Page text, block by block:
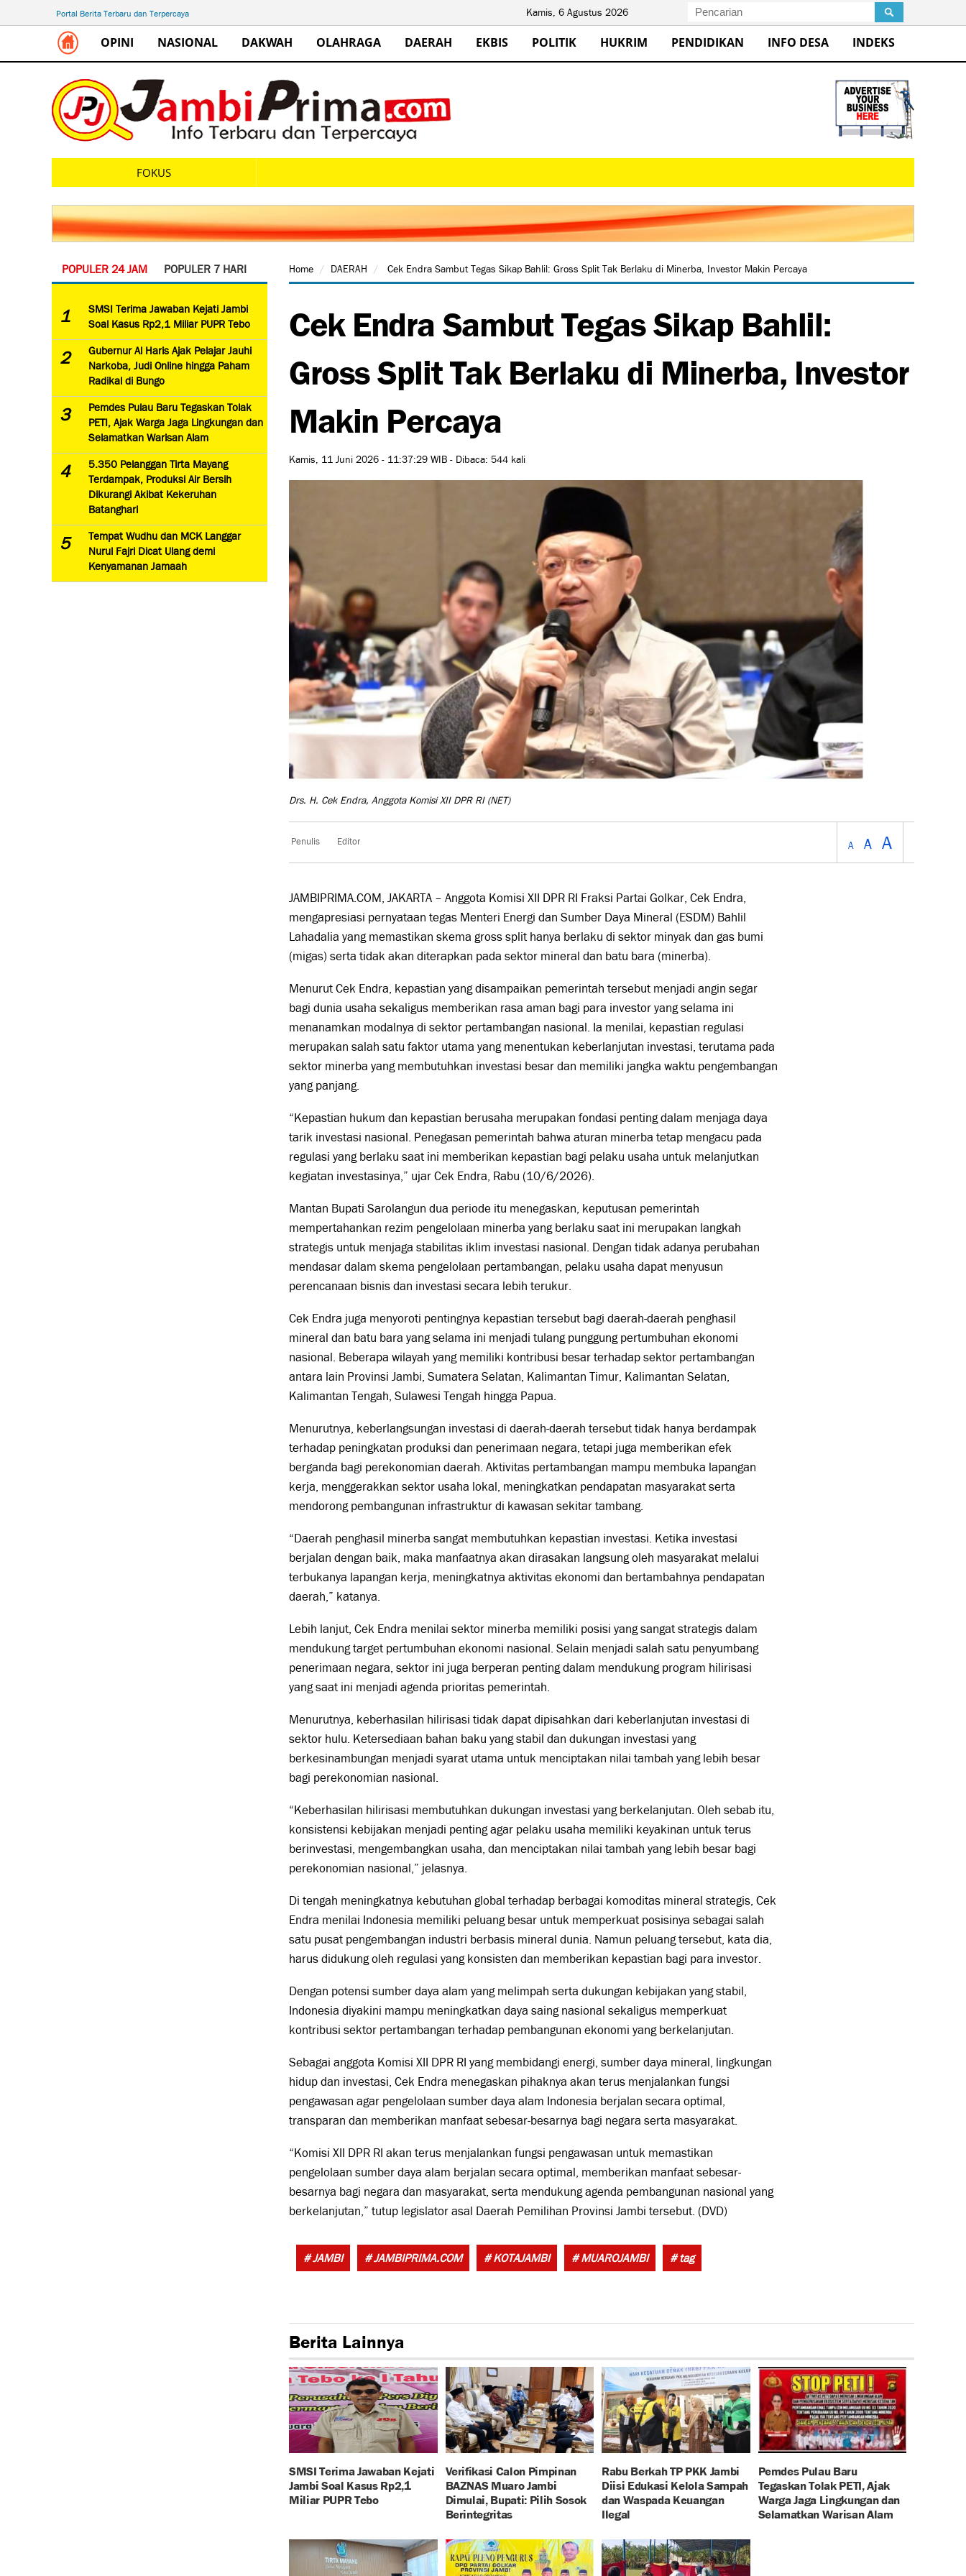
Portal Berita Terbaru dan Terpercaya Kamis, 6 Agustus 2026
OPINI NASIONAL DAKWAH OLAHRAGA DAERAH EKBIS POLITIK HUKRIM PENDIDIKAN INFO DESA INDEKS
FOKUS
POPULER 24 JAM POPULER 7 HARI
1
SMSI Terima Jawaban Kejati Jambi
Soal Kasus Rp2,1 Miliar PUPR Tebo
2
Gubernur Al Haris Ajak Pelajar Jauhi
Narkoba, Judi Online hingga Paham
Radikal di Bungo
3
Pemdes Pulau Baru Tegaskan Tolak
PETI, Ajak Warga Jaga Lingkungan dan
Selamatkan Warisan Alam
4
5.350 Pelanggan Tirta Mayang
Terdampak, Produksi Air Bersih
Dikurangi Akibat Kekeruhan
Batanghari
5
Tempat Wudhu dan MCK Langgar
Nurul Fajri Dicat Ulang demi
Kenyamanan Jamaah
Home DAERAH Cek Endra Sambut Tegas Sikap Bahlil: Gross Split Tak Berlaku di Minerba, Investor Makin Percaya
Cek Endra Sambut Tegas Sikap Bahlil:
Gross Split Tak Berlaku di Minerba, Investor
Makin Percaya
Kamis, 11 Juni 2026 - 11:37:29 WIB - Dibaca: 544 kali
Drs. H. Cek Endra, Anggota Komisi XII DPR RI (NET)
Penulis Editor A A A
JAMBIPRIMA.COM, JAKARTA – Anggota Komisi XII DPR RI Fraksi Partai Golkar, Cek Endra,
mengapresiasi pernyataan tegas Menteri Energi dan Sumber Daya Mineral (ESDM) Bahlil
Lahadalia yang memastikan skema gross split hanya berlaku di sektor minyak dan gas bumi
(migas) serta tidak akan diterapkan pada sektor mineral dan batu bara (minerba).
Menurut Cek Endra, kepastian yang disampaikan pemerintah tersebut menjadi angin segar
bagi dunia usaha sekaligus memberikan rasa aman bagi para investor yang selama ini
menanamkan modalnya di sektor pertambangan nasional. Ia menilai, kepastian regulasi
merupakan salah satu faktor utama yang menentukan keberlanjutan investasi, terutama pada
sektor minerba yang membutuhkan investasi besar dan memiliki jangka waktu pengembangan
yang panjang.
“Kepastian hukum dan kepastian berusaha merupakan fondasi penting dalam menjaga daya
tarik investasi nasional. Penegasan pemerintah bahwa aturan minerba tetap mengacu pada
regulasi yang berlaku saat ini memberikan kepastian bagi pelaku usaha untuk melanjutkan
kegiatan investasinya,” ujar Cek Endra, Rabu (10/6/2026).
Mantan Bupati Sarolangun dua periode itu menegaskan, keputusan pemerintah
mempertahankan rezim pengelolaan minerba yang berlaku saat ini merupakan langkah
strategis untuk menjaga stabilitas iklim investasi nasional. Dengan tidak adanya perubahan
mendasar dalam skema pengelolaan pertambangan, pelaku usaha dapat menyusun
perencanaan bisnis dan investasi secara lebih terukur.
Cek Endra juga menyoroti pentingnya kepastian tersebut bagi daerah-daerah penghasil
mineral dan batu bara yang selama ini menjadi tulang punggung pertumbuhan ekonomi
nasional. Beberapa wilayah yang memiliki kontribusi besar terhadap sektor pertambangan
antara lain Provinsi Jambi, Sumatera Selatan, Kalimantan Timur, Kalimantan Selatan,
Kalimantan Tengah, Sulawesi Tengah hingga Papua.
Menurutnya, keberlangsungan investasi di daerah-daerah tersebut tidak hanya berdampak
terhadap peningkatan produksi dan penerimaan negara, tetapi juga memberikan efek
berganda bagi perekonomian daerah. Aktivitas pertambangan mampu membuka lapangan
kerja, menggerakkan sektor usaha lokal, meningkatkan pendapatan masyarakat serta
mendorong pembangunan infrastruktur di kawasan sekitar tambang.
“Daerah penghasil minerba sangat membutuhkan kepastian investasi. Ketika investasi
berjalan dengan baik, maka manfaatnya akan dirasakan langsung oleh masyarakat melalui
terbukanya lapangan kerja, meningkatnya aktivitas ekonomi dan bertambahnya pendapatan
daerah,” katanya.
Lebih lanjut, Cek Endra menilai sektor minerba memiliki posisi yang sangat strategis dalam
mendukung target pertumbuhan ekonomi nasional. Selain menjadi salah satu penyumbang
penerimaan negara, sektor ini juga berperan penting dalam mendukung program hilirisasi
yang saat ini menjadi agenda prioritas pemerintah.
Menurutnya, keberhasilan hilirisasi tidak dapat dipisahkan dari keberlanjutan investasi di
sektor hulu. Ketersediaan bahan baku yang stabil dan dukungan investasi yang
berkesinambungan menjadi syarat utama untuk menciptakan nilai tambah yang lebih besar
bagi perekonomian nasional.
“Keberhasilan hilirisasi membutuhkan dukungan investasi yang berkelanjutan. Oleh sebab itu,
konsistensi kebijakan menjadi penting agar pelaku usaha memiliki keyakinan untuk terus
berinvestasi, mengembangkan usaha, dan menciptakan nilai tambah yang lebih besar bagi
perekonomian nasional,” jelasnya.
Di tengah meningkatnya kebutuhan global terhadap berbagai komoditas mineral strategis, Cek
Endra menilai Indonesia memiliki peluang besar untuk memperkuat posisinya sebagai salah
satu pusat pengembangan industri berbasis mineral dunia. Namun peluang tersebut, kata dia,
harus didukung oleh regulasi yang konsisten dan memberikan kepastian bagi para investor.
Dengan potensi sumber daya alam yang melimpah serta dukungan kebijakan yang stabil,
Indonesia diyakini mampu meningkatkan daya saing nasional sekaligus memperkuat
kontribusi sektor pertambangan terhadap pembangunan ekonomi yang berkelanjutan.
Sebagai anggota Komisi XII DPR RI yang membidangi energi, sumber daya mineral, lingkungan
hidup dan investasi, Cek Endra menegaskan pihaknya akan terus menjalankan fungsi
pengawasan agar pengelolaan sumber daya alam Indonesia berjalan secara optimal,
transparan dan memberikan manfaat sebesar-besarnya bagi negara serta masyarakat.
“Komisi XII DPR RI akan terus menjalankan fungsi pengawasan untuk memastikan
pengelolaan sumber daya alam berjalan secara optimal, memberikan manfaat sebesar-
besarnya bagi negara dan masyarakat, serta mendukung agenda pembangunan nasional yang
berkelanjutan,” tutup legislator asal Daerah Pemilihan Provinsi Jambi tersebut. (DVD)
# JAMBI # JAMBIPRIMA.COM # KOTAJAMBI # MUAROJAMBI # tag
Berita Lainnya
SMSI Terima Jawaban Kejati
Jambi Soal Kasus Rp2,1
Miliar PUPR Tebo
Verifikasi Calon Pimpinan
BAZNAS Muaro Jambi
Dimulai, Bupati: Pilih Sosok
Berintegritas
Rabu Berkah TP PKK Jambi
Diisi Edukasi Kelola Sampah
dan Waspada Keuangan
Ilegal
Pemdes Pulau Baru
Tegaskan Tolak PETI, Ajak
Warga Jaga Lingkungan dan
Selamatkan Warisan Alam